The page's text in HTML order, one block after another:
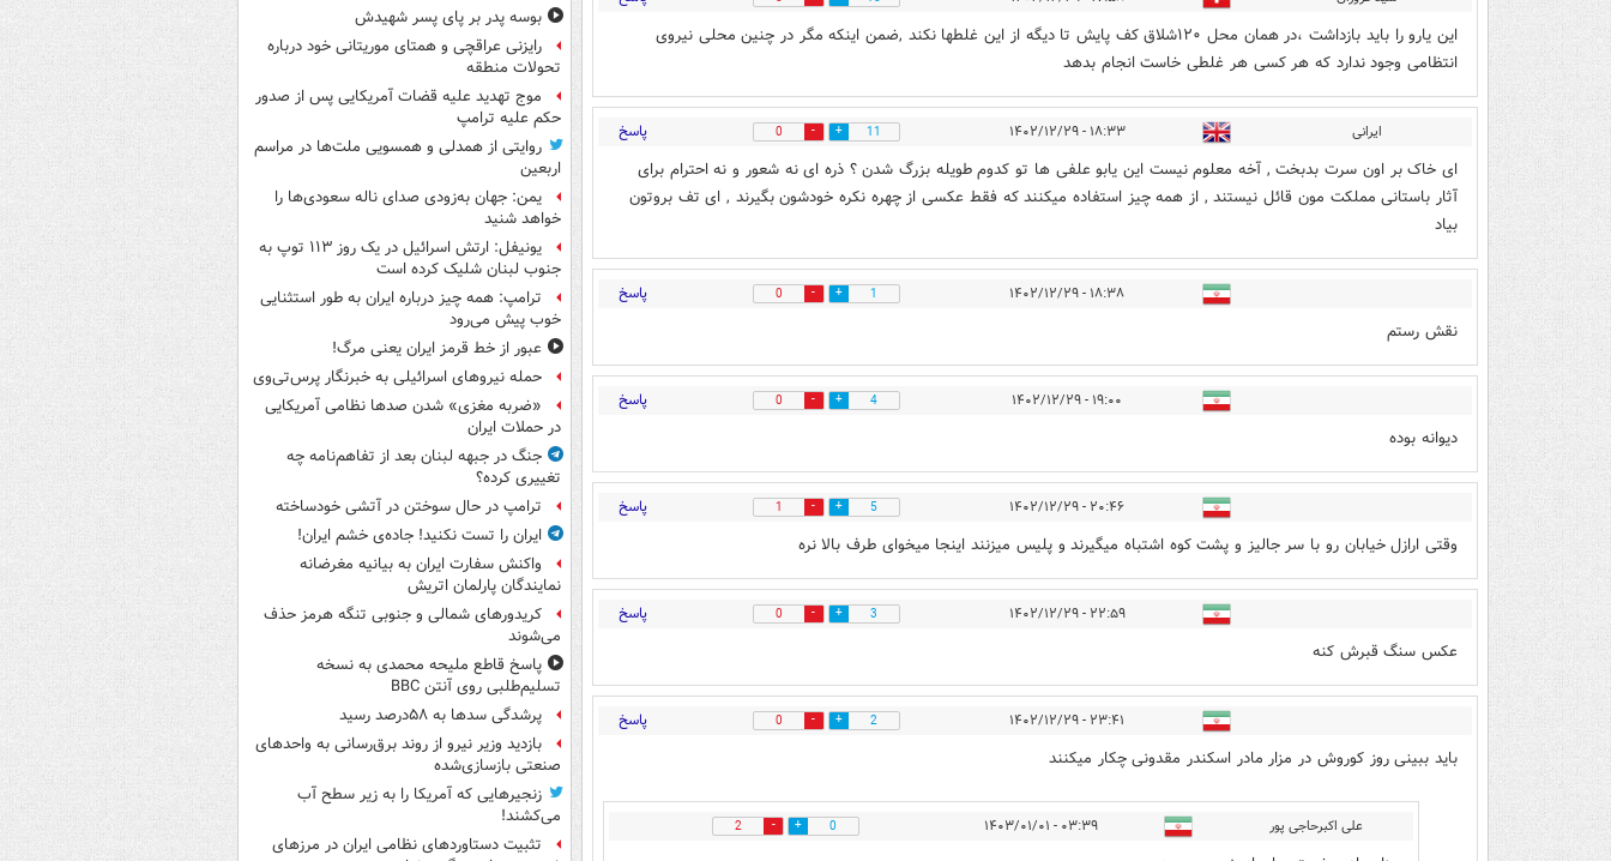
این یارو را باید بازداشت ،در همان محل ۱۲۰شلاق کف پایش تا دیگه از این غلطها نکند ,ضمن اینکه مگر در چنین محلی نیروی
انتظامی وجود ندارد که هر کسی هر غلطی خاست انجام بدهد
ایرانی ۱۸:۳۳ - ۱۴۰۲/۱۲/۲۹ 11
0 پاسخ
ای خاک بر اون سرت بدبخت , آخه معلوم نیست این یابو علفی ها تو کدوم طویله بزرگ شدن ؟ ذره ای نه شعور و نه احترام برای
آثار باستانی مملکت مون قائل نیستند , از همه چیز استفاده میکنند که فقط عکسی از چهره نکره خودشون بگیرند , ای تف بروتون
بیاد
۱۸:۳۸ - ۱۴۰۲/۱۲/۲۹ 1
0 پاسخ
نقش رستم
۱۹:۰۰ - ۱۴۰۲/۱۲/۲۹ 4
0 پاسخ
دیوانه بوده
۲۰:۴۶ - ۱۴۰۲/۱۲/۲۹ 5
1 پاسخ
وقتی ارازل خیابان رو با سر جالیز و پشت کوه اشتباه میگیرند و پلیس میزنند اینجا میخوای طرف بالا نره
۲۲:۵۹ - ۱۴۰۲/۱۲/۲۹ 3
0 پاسخ
عکس سنگ قبرش کنه
۲۳:۴۱ - ۱۴۰۲/۱۲/۲۹ 2
0 پاسخ
باید ببینی روز کوروش در مزار مادر اسکندر مقدونی چکار میکنند
علی اکبرحاجی پور ۰۳:۳۹ - ۱۴۰۳/۰۱/۰۱ 0
2
بوسه‌ پدر بر پای پسر شهیدش
رایزنی عراقچی و همتای موریتانی خود درباره
تحولات منطقه
موج تهدید علیه قضات آمریکایی پس از صدور
حکم علیه ترامپ
روایتی از همدلی و همسویی ملت‌ها در مراسم
اربعین
یمن: جهان به‌زودی صدای ناله سعودی‌ها را
خواهد شنید
یونیفل: ارتش اسرائیل در یک روز ۱۱۳ توپ به
جنوب لبنان شلیک کرده است
ترامپ: همه چیز درباره ایران به طور استثنایی
خوب پیش می‌رود
عبور از خط قرمز ایران یعنی مرگ!
حمله نیروهای اسرائیلی به خبرنگار پرس‌تی‌وی
«ضربه مغزی» شدن صدها نظامی آمریکایی
در حملات ایران
جنگ در جبهه لبنان بعد از تفاهم‌نامه چه
تغییری کرده؟
ترامپ در حال سوختن در آتشی خودساخته
ایران را تست نکنید! جاده‌ی خشم ایران!
واکنش سفارت ایران به بیانیه مغرضانه
نمایندگان پارلمان اتریش
کریدورهای شمالی و جنوبی تنگه هرمز حذف
می‌شوند
پاسخ قاطع ملیحه محمدی به نسخه
تسلیم‌طلبی روی آنتن BBC
پرشدگی سدها به ۵۸درصد رسید
بازدید وزیر نیرو از روند برق‌رسانی به واحدهای
صنعتی بازسازی‌شده
زنجیرهایی که آمریکا را به زیر سطح آب
می‌کشند!
تثبیت دستاوردهای نظامی ایران در مرزهای